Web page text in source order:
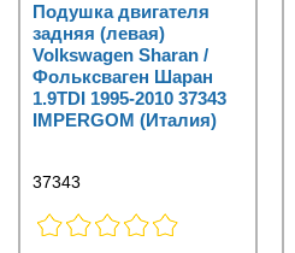
Подушка двигателя
задняя (левая)
Volkswagen Sharan /
Фольксваген Шаран
1.9TDI 1995-2010 37343
IMPERGOM (Италия)
37343